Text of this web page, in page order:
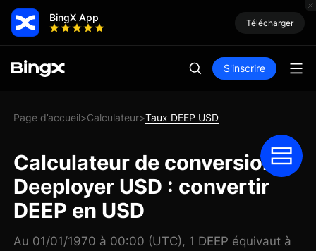
BingX App Télécharger
S'inscrire
Page d’accueil>Calculateur>Taux DEEP USD
Calculateur de conversion
Deeployer USD : convertir
DEEP en USD
Au 01/01/1970 à 00:00 (UTC), 1 DEEP équivaut à